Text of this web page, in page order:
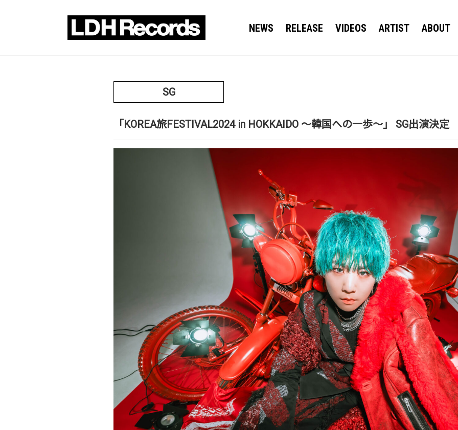
NEWS RELEASE VIDEOS ARTIST ABOUT
SG
「KOREA旅FESTIVAL2024 in HOKKAIDO ～韓国への一歩～」 SG出演決定